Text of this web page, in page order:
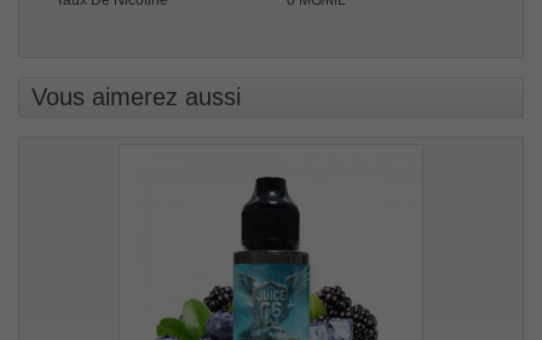
Vous aimerez aussi